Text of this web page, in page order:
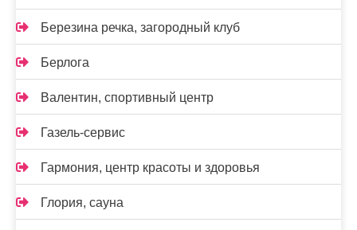
Березина речка, загородный клуб
Берлога
Валентин, спортивный центр
Газель-сервис
Гармония, центр красоты и здоровья
Глория, сауна